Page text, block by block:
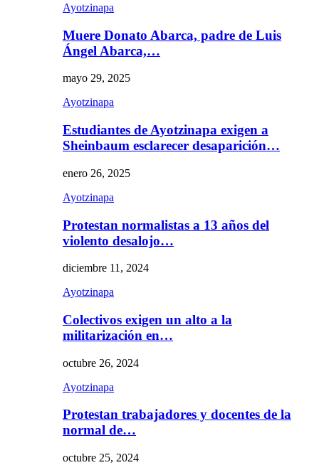
Ayotzinapa
Muere Donato Abarca, padre de Luis
Ángel Abarca,…
mayo 29, 2025
Ayotzinapa
Estudiantes de Ayotzinapa exigen a
Sheinbaum esclarecer desaparición…
enero 26, 2025
Ayotzinapa
Protestan normalistas a 13 años del
violento desalojo…
diciembre 11, 2024
Ayotzinapa
Colectivos exigen un alto a la
militarización en…
octubre 26, 2024
Ayotzinapa
Protestan trabajadores y docentes de la
normal de…
octubre 25, 2024